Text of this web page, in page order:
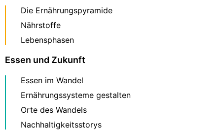
Die Ernährungspyramide
Nährstoffe
Lebensphasen
Essen und Zukunft
Essen im Wandel
Ernährungssysteme gestalten
Orte des Wandels
Nachhaltigkeitsstorys